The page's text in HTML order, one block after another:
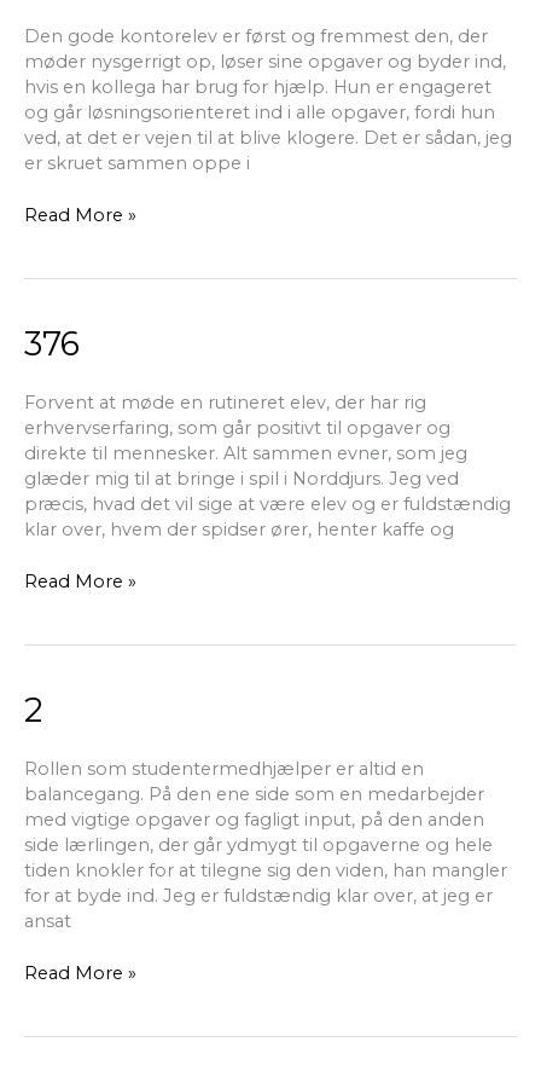
Den gode kontorelev er først og fremmest den, der
møder nysgerrigt op, løser sine opgaver og byder ind,
hvis en kollega har brug for hjælp. Hun er engageret
og går løsningsorienteret ind i alle opgaver, fordi hun
ved, at det er vejen til at blive klogere. Det er sådan, jeg
er skruet sammen oppe i
Read More »
376
Forvent at møde en rutineret elev, der har rig
erhvervserfaring, som går positivt til opgaver og
direkte til mennesker. Alt sammen evner, som jeg
glæder mig til at bringe i spil i Norddjurs. Jeg ved
præcis, hvad det vil sige at være elev og er fuldstændig
klar over, hvem der spidser ører, henter kaffe og
376
Read More »
2
Rollen som studentermedhjælper er altid en
balancegang. På den ene side som en medarbejder
med vigtige opgaver og fagligt input, på den anden
side lærlingen, der går ydmygt til opgaverne og hele
tiden knokler for at tilegne sig den viden, han mangler
for at byde ind. Jeg er fuldstændig klar over, at jeg er
ansat
2
Read More »